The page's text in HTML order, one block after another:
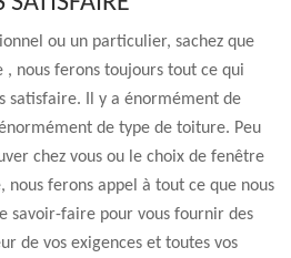
ou un particulier, sachez que
, nous ferons toujours tout ce qui
satisfaire. Il y a énormément de
de type de toiture. Peu
chez vous ou le choix de fenêtre
nous ferons appel à tout ce que nous
savoir-faire pour vous fournir des
de vos exigences et toutes vos